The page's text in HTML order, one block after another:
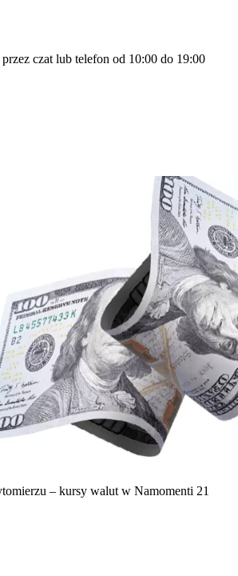
przez czat lub telefon od 10:00 do 19:00